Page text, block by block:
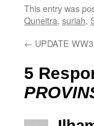
This entry was
Quneitra, suriah,
← UPDATE
5